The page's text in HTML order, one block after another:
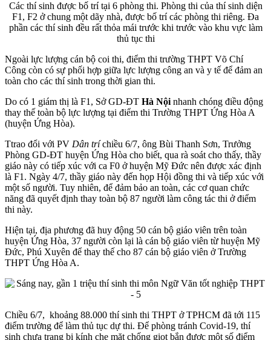
Các thí sinh được bố trí tại 6 phòng thi. Phòng thi của thí sinh diện
F1, F2 ở chung một dãy nhà, được bố trí các phòng thi riêng. Đa
phần các thí sinh đều rất thỏa mái trước khi trước vào khu vực làm
thủ tục thi
Ngoài lực lượng cán bộ coi thi, điểm thi trường THPT Võ Chí
Công còn có sự phối hợp giữa lực lượng công an và y tế để đảm an
toàn cho các thí sinh trong thời gian thi.
Do có 1 giám thị là F1, Sở GD-ĐT Hà Nội nhanh chóng điều động
thay thế toàn bộ lực lượng tại điểm thi Trường THPT Ứng Hòa A
(huyện Ứng Hòa).
Ttrao đổi với PV Dân tríchiều 6/7, ông Bùi Thanh Sơn, Trưởng
Phòng GD-ĐT huyện Ứng Hòa cho biết, qua rà soát cho thấy, thầy
giáo này có tiếp xúc với ca F0 ở huyện Mỹ Đức nên được xác định
là F1. Ngày 4/7, thầy giáo này đến họp Hội đồng thi và tiếp xúc với
một số người. Tuy nhiên, để đảm bảo an toàn, các cơ quan chức
năng đã quyết định thay toàn bộ 87 người làm công tác thi ở điểm
thi này.
Hiện tại, địa phương đã huy động 50 cán bộ giáo viên trên toàn
huyện Ứng Hòa, 37 người còn lại là cán bộ giáo viên từ huyện Mỹ
Đức, Phú Xuyên để thay thế cho 87 cán bộ giáo viên ở Trường
THPT Ứng Hòa A.
Chiều 6/7, khoảng 88.000 thí sinh thi THPT ở TPHCM đã tới 115
điểm trường để làm thủ tục dự thi. Để phòng tránh Covid-19, thí
sinh chưa trang bị kính che mặt chống giọt bắn được một số điểm